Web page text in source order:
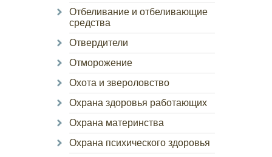
Отбеливание и отбеливающие
средства
Отвердители
Отморожение
Охота и звероловство
Охрана здоровья работающих
Охрана материнства
Охрана психического здоровья